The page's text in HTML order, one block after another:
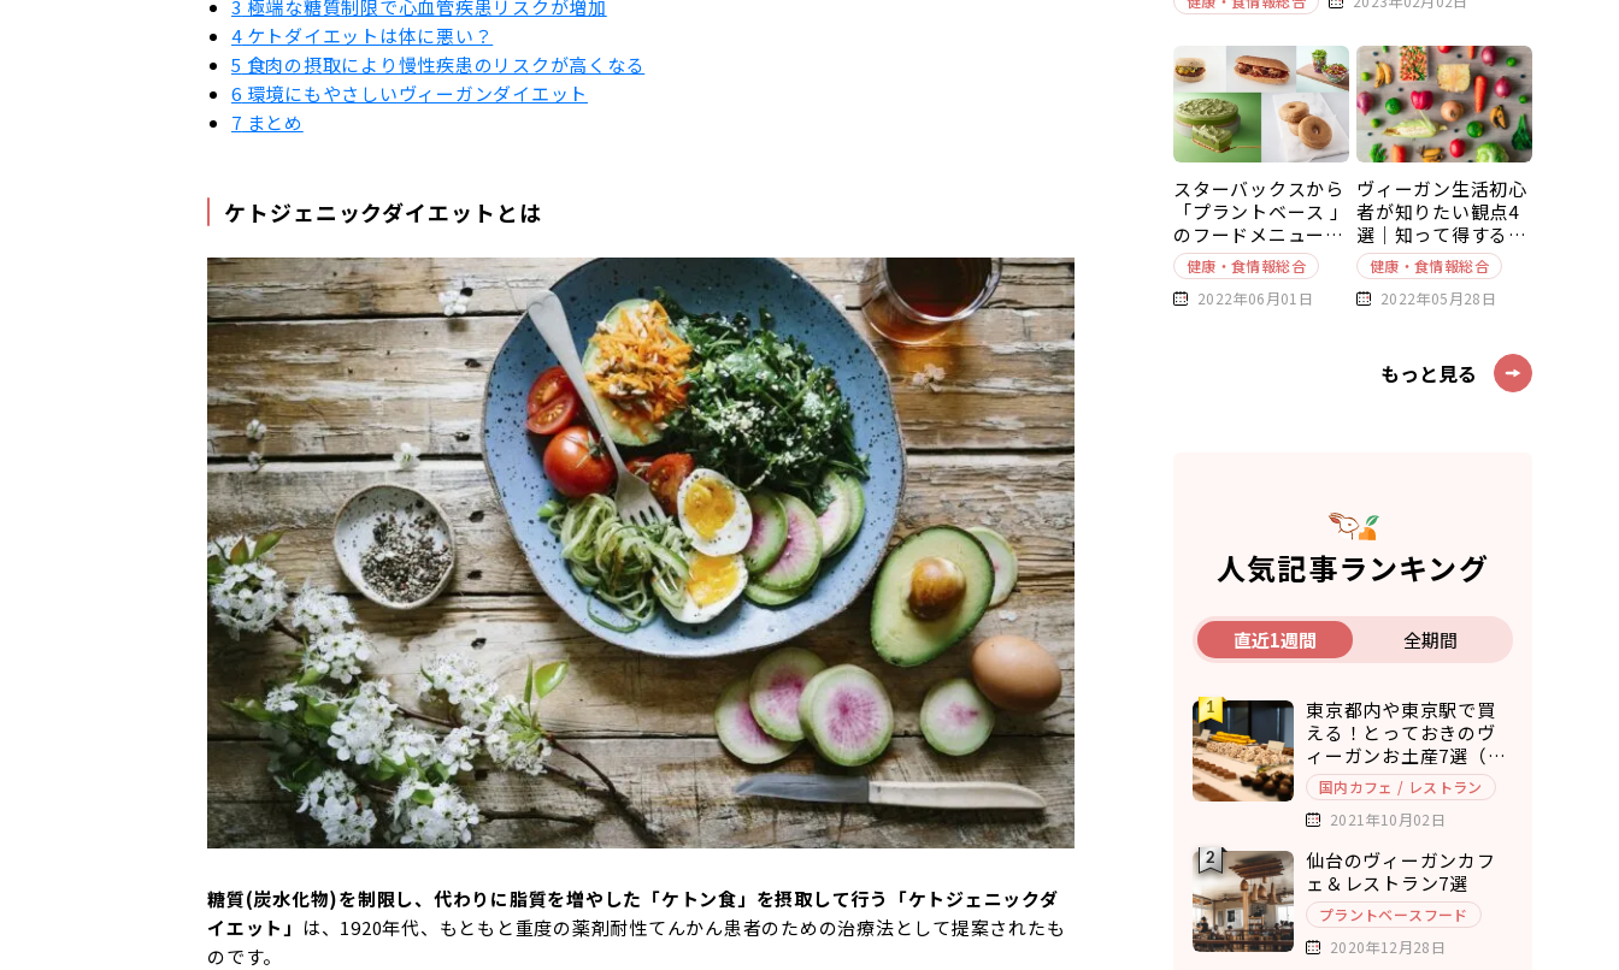
3 極端な糖質制限で心血管疾患リスクが増加
4ケトダイエットは体に悪い？
5 食肉の摂取により慢性疾患のリスクが高くなる
6 環境にもやさしいヴィーガンダイエット
7 まとめ
ケトジェニックダイエットとは
糖質(炭水化物)を制限し、代わりに脂質を増やした「ケトン食」を摂取して行う「ケトジェニックダ
イエット」 は、 1920年代、もともと重度の薬剤耐性てんかん患者のための治療法として提案されたも
のです。
スターバックスから
「プラントベース 」
のフードメニューが
新発売
健康・食情報総合
2022年06月01日
ヴィーガン生活初心
者が知りたい観点4
選｜知って得する豆
知識～基本編～
健康・食情報総合
2022年05月28日
もっと見る
人気記事ランキング
直近1週間 全期間
東京都内や東京駅で買
える！とっておきのヴ
ィーガンお土産7選（ア
マゾンで購入できるも
のもご紹介）
国内カフェ / レストラン
2021年10月02日
仙台のヴィーガンカフ
ェ＆レストラン7選
プラントベースフード
2020年12月28日